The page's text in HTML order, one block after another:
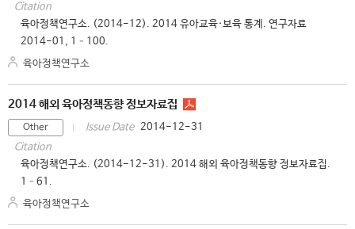
Citation
육아정책연구소. (2014-12). 2014 유아교육·보육 통계. 연구자료
2014-01, 1–100.
육아정책연구소
2014 해외 육아정책동향 정보자료집
Other Issue Date 2014-12-31
Citation
육아정책연구소. (2014-12-31). 2014 해외 육아정책동향 정보자료집.
1–61.
육아정책연구소